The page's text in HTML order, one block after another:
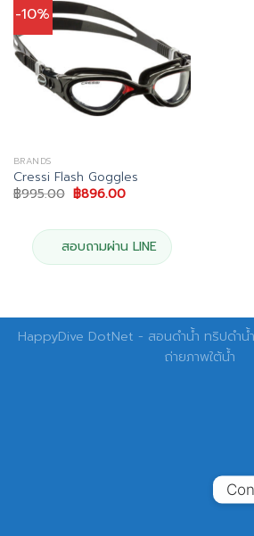
-10%
BRANDS
Cressi Flash Goggles
฿995.00 Original
price
฿995.00.
฿896.00Current
฿896.00.
สอบถามผ่าน LINE
HappyDive DotNet - สอนดำน้ำ ทริปด
ถ่ายภาพใต้น้ำ